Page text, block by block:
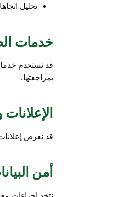
تحليل
خدمات
قد نستخدم
بمراجعتها.
قد نعرض
أمن